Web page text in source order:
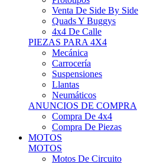
Quads Y Buggys
4x4 De Calle
PIEZAS PARA 4X4
Mecánica
Carrocería
Suspensiones
Llantas
Neumáticos
ANUNCIOS DE COMPRA
Compra De 4x4
Compra De Piezas
MOTOS
MOTOS
Motos De Circuito
Motos Offroad